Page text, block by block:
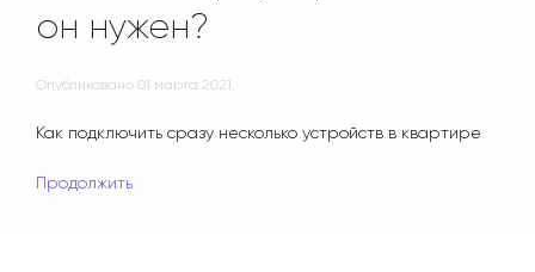
он нужен?
Опубликовано 01 марта 2021 .
Как подключить сразу несколько устройств в квартире
Продолжить